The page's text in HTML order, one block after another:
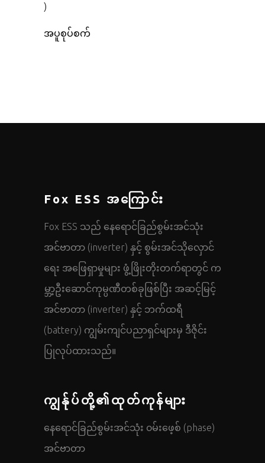
)
အပူစုပ်စက်
Fox ESS အကြောင်း
Fox ESS သည် နေရောင်ခြည်စွမ်းအင်သုံး
အင်ဗာတာ (inverter) နှင့် စွမ်းအင်သိုလှောင်
ရေး အဖြေရှာမှုများ ဖွံ့ဖြိုးတိုးတက်ရာတွင် က
မ္ဘာ့ဦးဆောင်ကုမ္ပဏီတစ်ခုဖြစ်ပြီး အဆင့်မြင့်
အင်ဗာတာ (inverter) နှင့် ဘက်ထရီ
(battery) ကျွမ်းကျင်ပညာရှင်များမှ ဒီဇိုင်း
ပြုလုပ်ထားသည်။
ကျွန်ုပ်တို့၏ထုတ်ကုန်များ
နေရောင်ခြည်စွမ်းအင်သုံး ၀မ်းဖေ့စ် (phase)
အင်ဗာတာ